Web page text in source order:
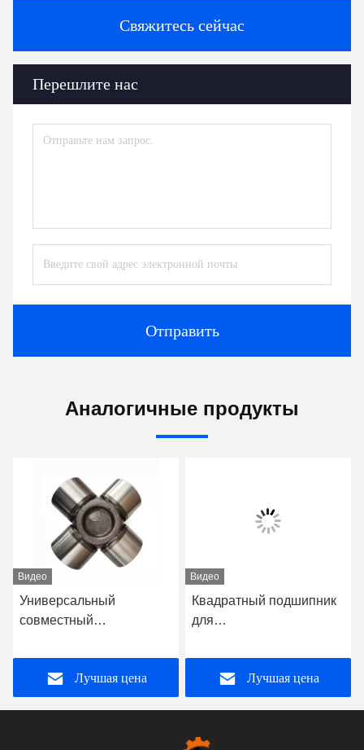
Свяжитесь сейчас
Перешлите нас
Отправить
Аналогичные продукты
Видео
Универсальный
совместный
подшипник сцепления
SWC для
автомобильного
Лучшая цена
Видео
Квадратный подшипник
для
техники W208PPB7
W205PPB7
WB208PPB13 F33
Лучшая цена